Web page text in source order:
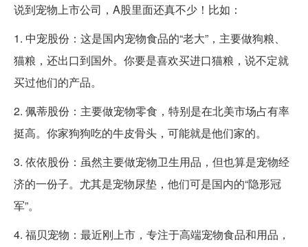
说到宠物上市公司，A股里面还真不少！比如：
1. 中宠股份：这是国内宠物食品的“老大”，主要做狗粮、
猫粮，还出口到国外。你要是喜欢买进口猫粮，说不定就
买过他们的产品。
2. 佩蒂股份：主要做宠物零食，特别是在北美市场占有率
挺高。你家狗狗吃的牛皮骨头，可能就是他们家的。
3. 依依股份：虽然主要做宠物卫生用品，但也算是宠物经
济的一份子。尤其是宠物尿垫，他们可是国内的“隐形冠
军”。
4. 福贝宠物：最近刚上市，专注于高端宠物食品和用品，